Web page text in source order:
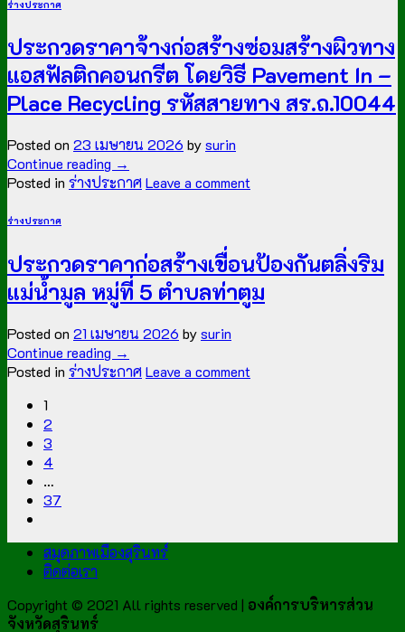
ร่างประกาศ
ประกวดราคาจ้างก่อสร้างซ่อมสร้างผิวทาง
แอสฟัลติกคอนกรีต โดยวิธี Pavement In –
Place Recycling รหัสสายทาง สร.ถ.10044
Posted on 23 เมษายน 2026 bysurin
Continue reading →
Posted in ร่างประกาศ Leave a comment
ร่างประกาศ
ประกวดราคาก่อสร้างเขื่อนป้องกันตลิ่งริม
แม่น้ำมูล หมู่ที่ 5 ตำบลท่าตูม
Posted on 21 เมษายน 2026 bysurin
Continue reading →
Posted in ร่างประกาศ Leave a comment
1
2
3
4
…
37
สมุดภาพเมืองสุรินทร์
ติดต่อเรา
Copyright © 2021 All rights reserved | องค์การบริหารส่วน
จังหวัดสุรินทร์